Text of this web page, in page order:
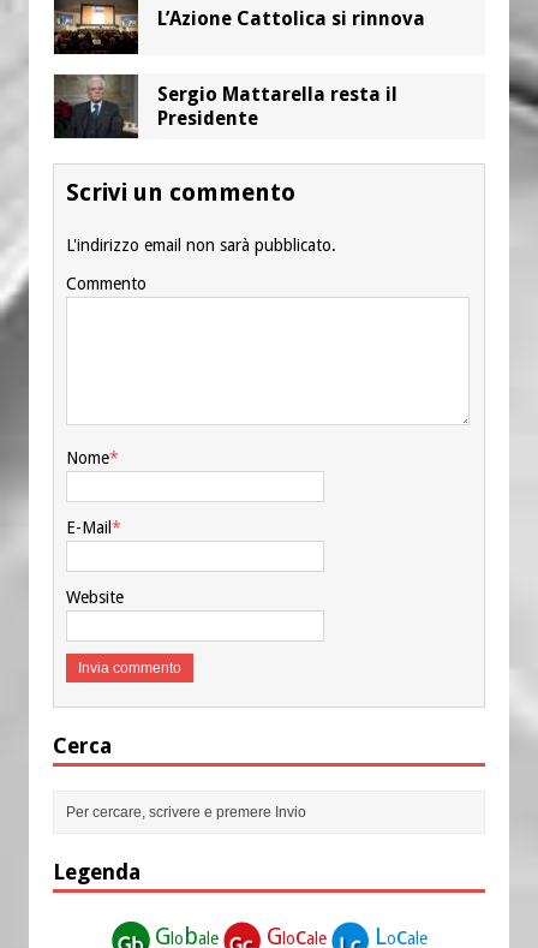
L’Azione Cattolica si rinnova
Sergio Mattarella resta il
Presidente
Scrivi un commento
L'indirizzo email non sarà pubblicato.
Commento
Nome*
E-Mail*
Website
Cerca
Legenda
G lo bale G locale Locale